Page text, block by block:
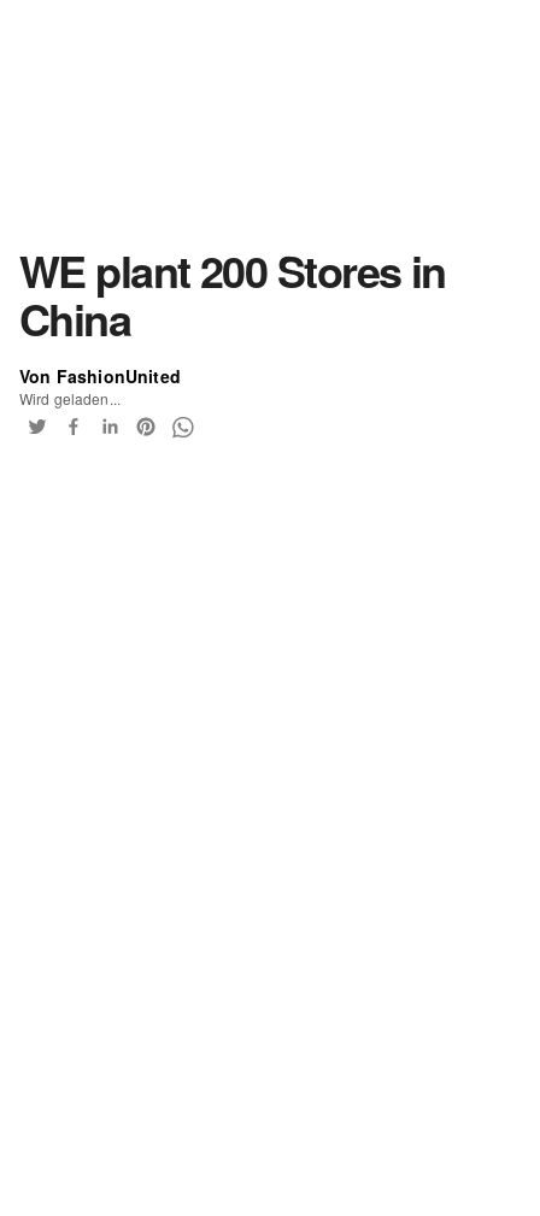
WE plant 200 Stores in
China
Von FashionUnited
Wird geladen...